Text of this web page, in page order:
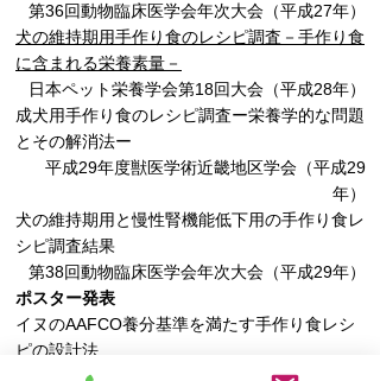
第36回動物臨床医学会年次大会（平成27年）
犬の維持期用手作り食のレシピ調査－手作り食
に含まれる栄養素量－
日本ペット栄養学会第18回大会（平成28年）
成犬用手作り食のレシピ調査ー栄養学的な問題
とその解消法ー
平成29年度獣医学術近畿地区学会（平成29
年）
犬の維持期用と慢性腎機能低下用の手作り食レ
シピ調査結果
第38回動物臨床医学会年次大会（平成29年）
ポスター発表
イヌのAAFCO養分基準を満たす手作り食レシ
ピの設計法
第32回日本微量栄養素学会学術集会（平成27